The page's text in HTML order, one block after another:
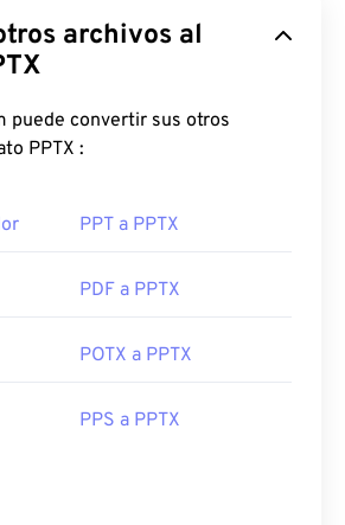
archivos al
PPTX
puede convertir sus otros
archivos al formato PPTX :
PPT a PPTX
PDF a PPTX
POTX a PPTX
PPS a PPTX